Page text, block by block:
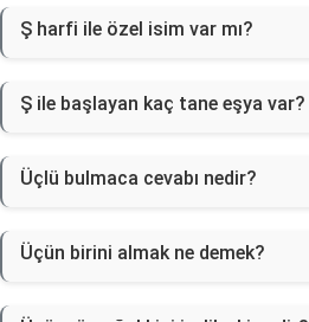
Ş harfi ile özel isim var mı?
Ş ile başlayan kaç tane eşya var?
Üçlü bulmaca cevabı nedir?
Üçün birini almak ne demek?